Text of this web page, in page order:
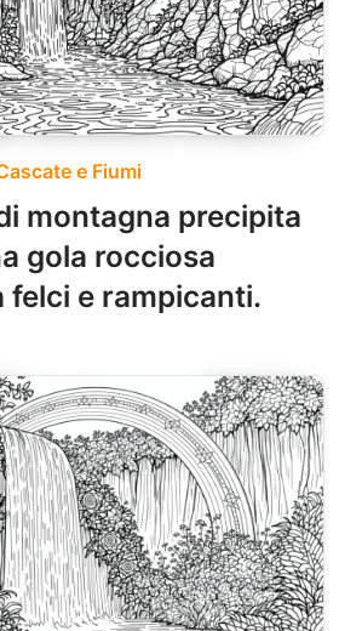
e Fiumi
montagna precipita
gola rocciosa
felci e rampicanti.